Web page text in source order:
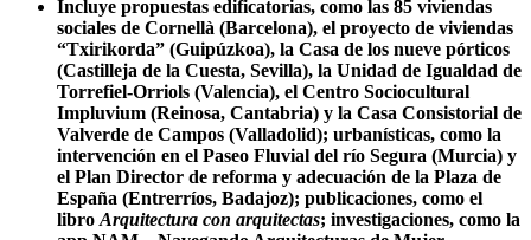
Incluye propuestas edificatorias, como las 85 viviendas
sociales de Cornellà (Barcelona), el proyecto de viviendas
“Txirikorda” (Guipúzkoa), la Casa de los nueve pórticos
(Castilleja de la Cuesta, Sevilla), la Unidad de Igualdad de
Torrefiel-Orriols (Valencia), el Centro Sociocultural
Impluvium (Reinosa, Cantabria) y la Casa Consistorial de
Valverde de Campos (Valladolid); urbanísticas, como la
intervención en el Paseo Fluvial del río Segura (Murcia) y
el Plan Director de reforma y adecuación de la Plaza de
España (Entrerríos, Badajoz); publicaciones, como el
libro Arquitectura con arquitectas; investigaciones, como la